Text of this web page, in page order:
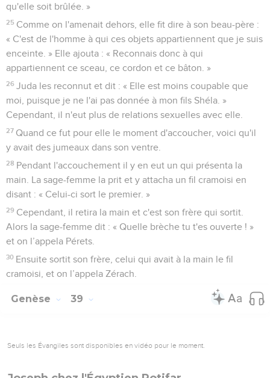
qu'elle soit brûlée. »
25 Comme on l'amenait dehors, elle fit dire à son beau-père :
« C'est de l'homme à qui ces objets appartiennent que je suis
enceinte. » Elle ajouta : « Reconnais donc à qui
appartiennent ce sceau, ce cordon et ce bâton. »
26 Juda les reconnut et dit : « Elle est moins coupable que
moi, puisque je ne l'ai pas donnée à mon fils Shéla. »
Cependant, il n'eut plus de relations sexuelles avec elle.
27 Quand ce fut pour elle le moment d'accoucher, voici qu'il
y avait des jumeaux dans son ventre.
28 Pendant l'accouchement il y en eut un qui présenta la
main. La sage-femme la prit et y attacha un fil cramoisi en
disant : « Celui-ci sort le premier. »
29 Cependant, il retira la main et c'est son frère qui sortit.
Alors la sage-femme dit : « Quelle brèche tu t'es ouverte ! »
et on l’appela Pérets.
30 Ensuite sortit son frère, celui qui avait à la main le fil
cramoisi, et on l’appela Zérach.
Genèse 39
Seuls les Évangiles sont disponibles en vidéo pour le moment.